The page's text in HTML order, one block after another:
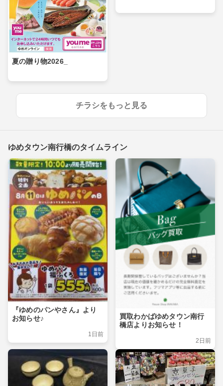
夏の贈り物2026_
チラシをもっと見る
ゆめタウン南行橋のタイムライン
『ゆめのパンやさん』より
お知らせ♪
1日前
買取わかばゆめタウン南行
橋店よりお知らせ！
2日前